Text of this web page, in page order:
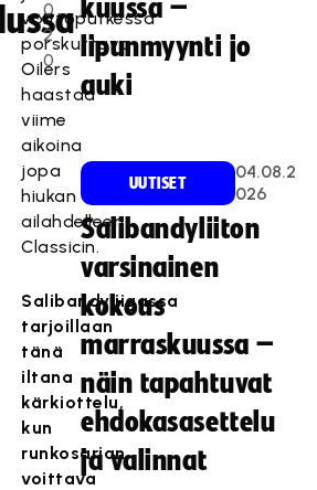
0
2
0
voittoputkessa
porskuttava
Oilers
haastaa
viime
aikoina
jopa
hiukan
ailahdelleen
Classicin.
Salibandyliigassa
tarjoillaan
tänä
iltana
kärkiottelu,
kun
runkosarjan
voittava
kuussa –
lipunmyynti jo
auki
UUTISET
04.08.2
026
Salibandyliiton
varsinainen
kokous
marraskuussa –
näin tapahtuvat
ehdokasasettelu
ja valinnat